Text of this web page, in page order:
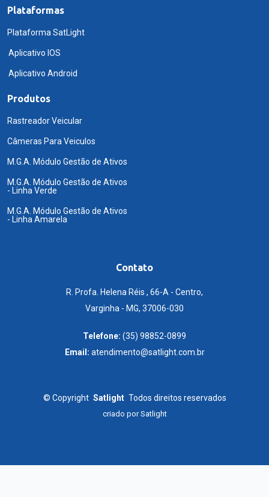
Plataformas
Plataforma SatLight
Aplicativo IOS
Aplicativo Android
Produtos
Rastreador Veicular
Câmeras Para Veiculos
M.G.A. Módulo Gestão de Ativos
M.G.A. Módulo Gestão de Ativos
- Linha Verde
M.G.A. Módulo Gestão de Ativos
- Linha Amarela
Contato
R. Profa. Helena Réis , 66-A - Centro,
Varginha - MG, 37006-030
Telefone: (35) 98852-0899
Email: atendimento@satlight.com.br
© Copyright Satlight Todos direitos reservados
criado porSatlight